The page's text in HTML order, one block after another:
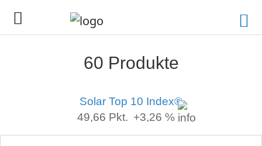
60 Produkte
Solar Top 10 Index®
49,66 Pkt. +3,26 %